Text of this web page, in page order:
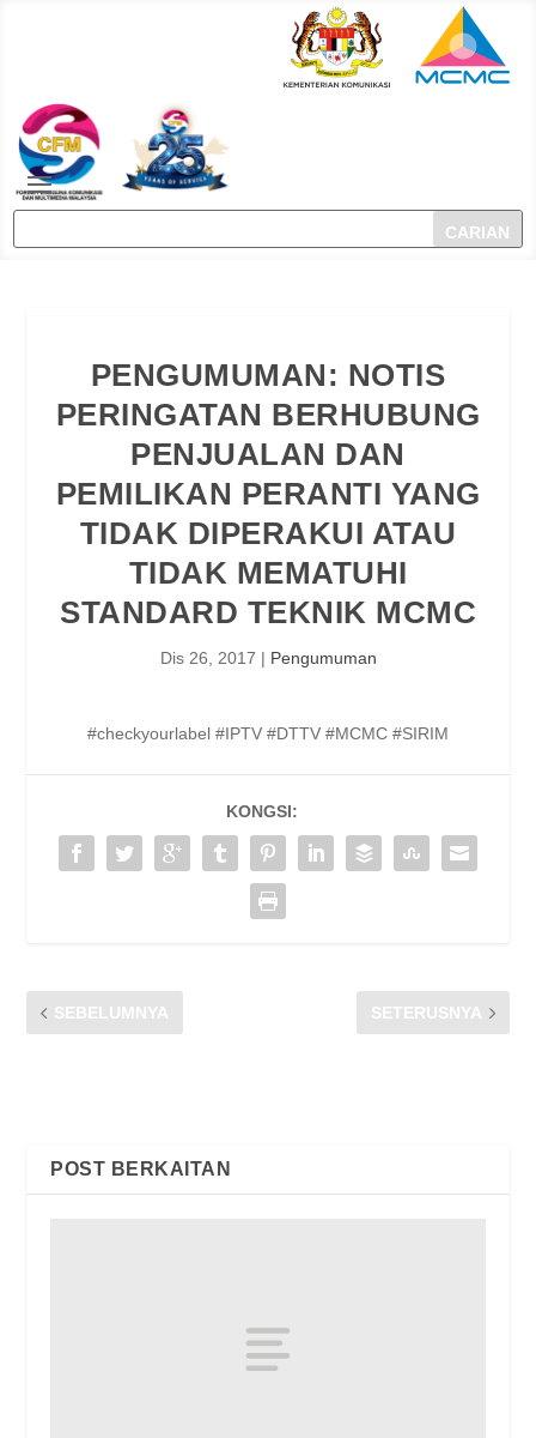
PENGUMUMAN: NOTIS
PERINGATAN BERHUBUNG
PENJUALAN DAN
PEMILIKAN PERANTI YANG
TIDAK DIPERAKUI ATAU
TIDAK MEMATUHI
STANDARD TEKNIK MCMC
Dis 26, 2017 | Pengumuman
#checkyourlabel #IPTV #DTTV #MCMC #SIRIM
KONGSI:
SEBELUMNYA SETERUSNYA
POST BERKAITAN